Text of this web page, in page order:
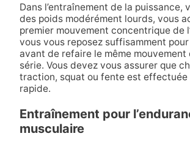
Dans l’entraînement de la puissance,
des poids modérément lourds, vous
premier mouvement concentrique de
vous vous reposez suffisamment
avant de refaire le même mouvement
série. Vous devez vous assurer que
traction, squat ou fente est effectuée
rapide.
Entraînement pour
musculaire